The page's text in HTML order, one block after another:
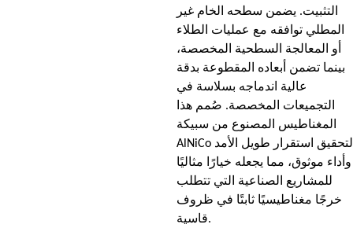
التثبيت. يضمن سطحه الخام غير
المطلي توافقه مع عمليات الطلاء
أو المعالجة السطحية المخصصة،
بينما تضمن أبعاده المقطوعة بدقة
عالية اندماجه بسلاسة في
التجميعات المخصصة. صُمم هذا
المغناطيس المصنوع من سبيكة
AlNiCo لتحقيق استقرار طويل الأمد
وأداء موثوق، مما يجعله خيارًا مثاليًا
للمشاريع الصناعية التي تتطلب
خرجًا مغناطيسيًا ثابتًا في ظروف
قاسية.